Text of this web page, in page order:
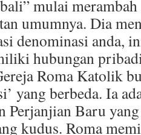
mulai
umumnya. Dia
denominasi anda,
hubungan
Roma Katolik
yang berbeda. Ia
Perjanjian Baru
kudus. Roma